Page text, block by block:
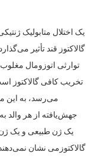
یک اختلال متابولیک
توارثی اتوزومال
تخریب کافی گالاکتوز
می‌رسد، به این
جهش‌یافته از هر والد
یک ژن طبیعی و یک ژن
گالاکتوزمی نشان